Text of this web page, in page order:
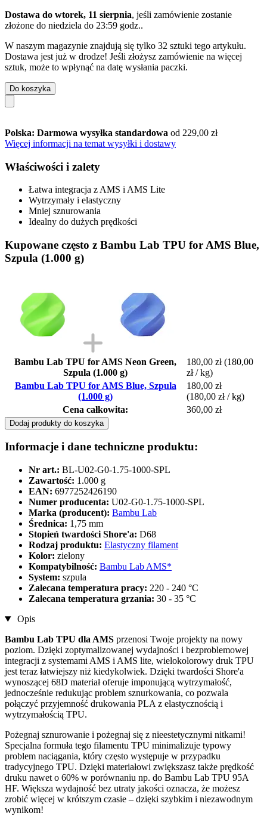
Dostawa do wtorek, 11 sierpnia, jeśli zamówienie zostanie
złożone do niedziela do 23:59 godz..
W naszym magazynie znajdują się tylko 32 sztuki tego artykułu.
Dostawa jest już w drodze! Jeśli złożysz zamówienie na więcej
sztuk, może to wpłynąć na datę wysłania paczki.
Do koszyka
Polska: Darmowa wysyłka standardowa od 229,00 zł
Więcej informacji na temat wysyłki i dostawy
Właściwości i zalety
Łatwa integracja z AMS i AMS Lite
Wytrzymały i elastyczny
Mniej sznurowania
Idealny do dużych prędkości
Kupowane często z Bambu Lab TPU for AMS Blue,
Szpula (1.000 g)
Bambu Lab TPU for AMS Neon Green,
Szpula (1.000 g)
180,00 zł (180,00
zł / kg)
Bambu Lab TPU for AMS Blue, Szpula
(1.000 g)
180,00 zł
(180,00 zł / kg)
Cena całkowita:
360,00 zł
Dodaj produkty do koszyka
Informacje i dane techniczne produktu:
Nr art.: BL-U02-G0-1.75-1000-SPL
Zawartość: 1.000 g
EAN: 6977252426190
Numer producenta: U02-G0-1.75-1000-SPL
Marka (producent): Bambu Lab
Średnica: 1,75 mm
Stopień twardości Shore'a: D68
Rodzaj produktu: Elastyczny filament
Kolor: zielony
Kompatybilność: Bambu Lab AMS*
System: szpula
Zalecana temperatura pracy: 220 - 240 °C
Zalecana temperatura grzania: 30 - 35 °C
Opis
Bambu Lab TPU dla AMS przenosi Twoje projekty na nowy
poziom. Dzięki zoptymalizowanej wydajności i bezproblemowej
integracji z systemami AMS i AMS lite, wielokolorowy druk TPU
jest teraz łatwiejszy niż kiedykolwiek. Dzięki twardości Shore'a
wynoszącej 68D materiał oferuje imponującą wytrzymałość,
jednocześnie redukując problem sznurkowania, co pozwala
połączyć przyjemność drukowania PLA z elastycznością i
wytrzymałością TPU.
Pożegnaj sznurowanie i pożegnaj się z nieestetycznymi nitkami!
Specjalna formuła tego filamentu TPU minimalizuje typowy
problem naciągania, który często występuje w przypadku
tradycyjnego TPU. Dzięki materiałowi zwiększasz także prędkość
druku nawet o 60% w porównaniu np. do Bambu Lab TPU 95A
HF. Większa wydajność bez utraty jakości oznacza, że ​​możesz
zrobić więcej w krótszym czasie – dzięki szybkim i niezawodnym
wynikom!